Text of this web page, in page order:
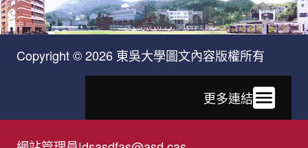
Copyright © 2026 東吳大學圖文內容版權所有
更多連結